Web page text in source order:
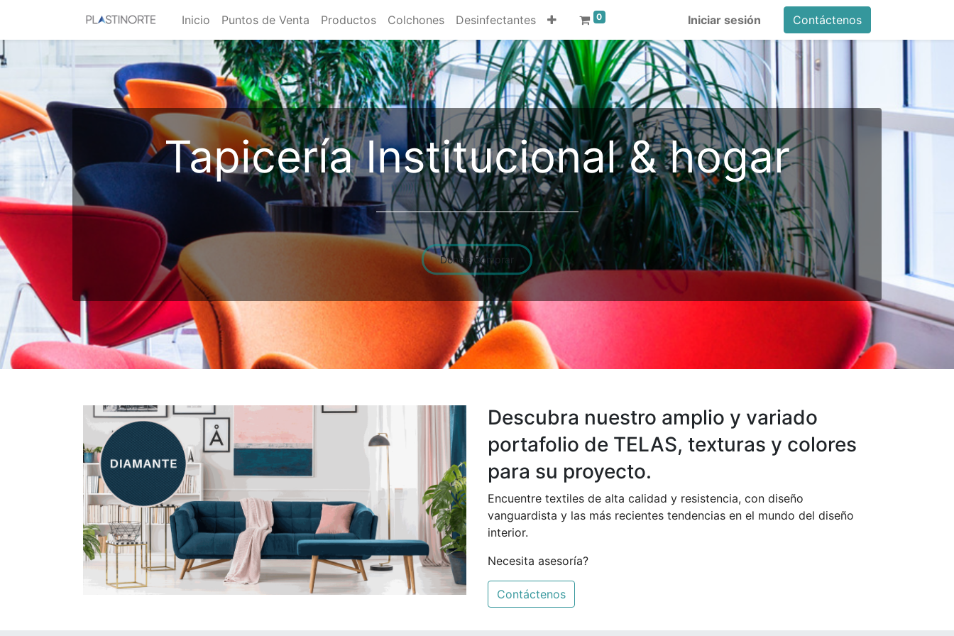
Inicio Puntos de Venta Productos Colchones Desinfectantes 0 Iniciar sesión Contáctenos
Tapicería Institucional & hogar
Donde Comprar
Descubra nuestro amplio y variado
portafolio de TELAS, texturas y colores
para su proyecto.
Encuentre textiles de alta calidad y resistencia, con diseño
vanguardista y las más recientes tendencias en el mundo del diseño
interior.
Necesita asesoría?
Contáctenos